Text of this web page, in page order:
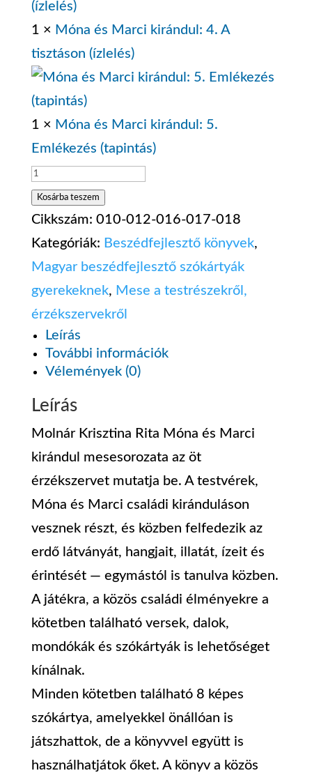
1 × Móna és Marci kirándul: 4. A
tisztáson (ízlelés)
1 × Móna és Marci kirándul: 5.
Emlékezés (tapintás)
Móna
és
Marci
kirándul
-
szókártyás
mesesorozat
az
mennyiség
Kosárba teszem
Cikkszám: 010-012-016-017-018
Kategóriák: Beszédfejlesztő könyvek,
Magyar beszédfejlesztő szókártyák
gyerekeknek, Mese a testrészekről,
érzékszervekről
Leírás
További információk
Vélemények (0)
Leírás
Molnár Krisztina Rita Móna és Marci
kirándul mesesorozata az öt
érzékszervet mutatja be. A testvérek,
Móna és Marci családi kiránduláson
vesznek részt, és közben felfedezik az
erdő látványát, hangjait, illatát, ízeit és
érintését ― egymástól is tanulva közben.
A játékra, a közös családi élményekre a
kötetben található versek, dalok,
mondókák és szókártyák is lehetőséget
kínálnak.
Minden kötetben található 8 képes
szókártya, amelyekkel önállóan is
játszhattok, de a könyvvel együtt is
használhatjátok őket. A könyv a közös